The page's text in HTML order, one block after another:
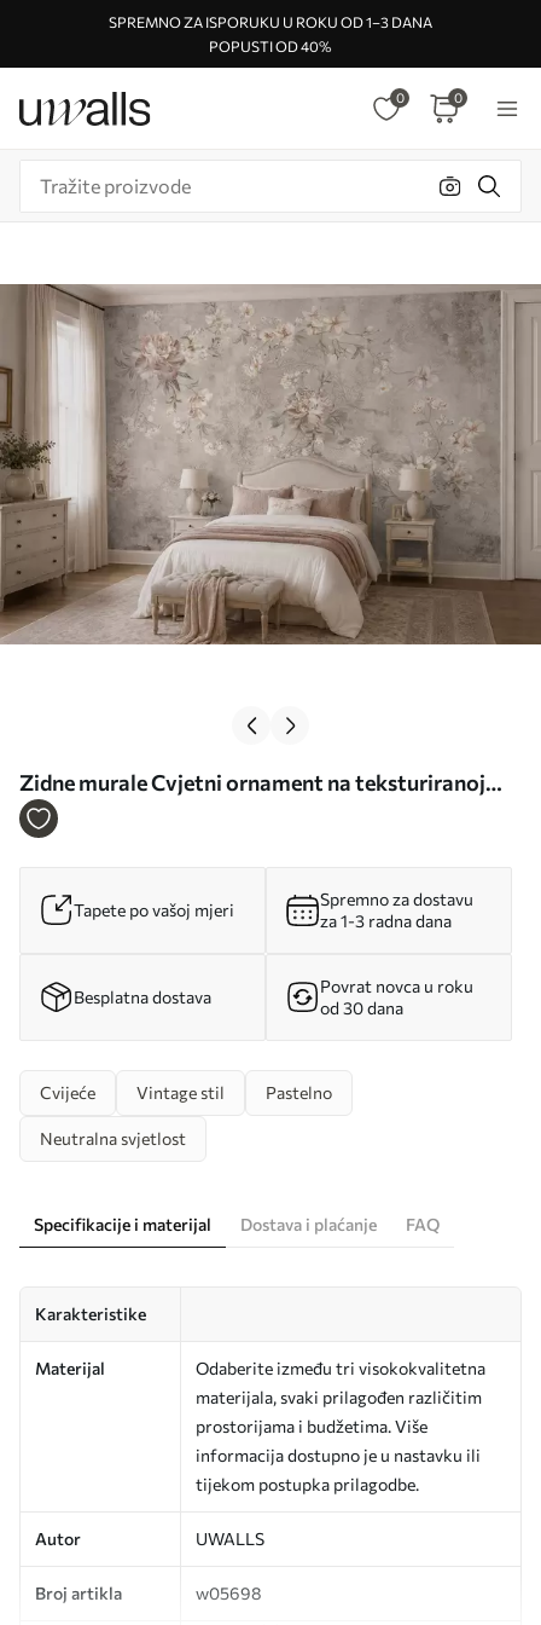
SPREMNO ZA ISPORUKU U ROKU OD 1–3 DANA
POPUSTI OD 40%
0 0
Zidne murale Cvjetni ornament na teksturiranoj
svijetloj pozadini br. w05698
Tapete po vašoj mjeri
Spremno za dostavu
za 1-3 radna dana
Besplatna dostava
Povrat novca u roku
od 30 dana
Cvijeće Vintage stil Pastelno
Neutralna svjetlost
Specifikacije i materijal Dostava i plaćanje FAQ
Karakteristike
Materijal
Odaberite između tri visokokvalitetna
materijala, svaki prilagođen različitim
prostorijama i budžetima. Više
informacija dostupno je u nastavku ili
tijekom postupka prilagodbe.
Autor UWALLS
Broj artikla w05698